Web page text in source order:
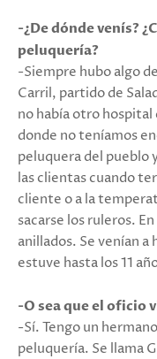
-¿De dónde venís?
peluquería?
-Siempre hubo algo
Carril, partido de
no había otro
donde no teníamos
peluquera del pueblo
las clientas cuando
cliente o a la
sacarse los ruleros.
anillados. Se venían
estuve hasta los 11
-O sea que el oficio
-Sí. Tengo un
peluquería. Se llama